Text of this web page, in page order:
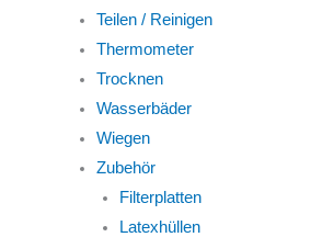
Teilen / Reinigen
Thermometer
Trocknen
Wasserbäder
Wiegen
Zubehör
Filterplatten
Latexhüllen